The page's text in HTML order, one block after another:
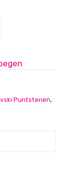
Puntstenen,